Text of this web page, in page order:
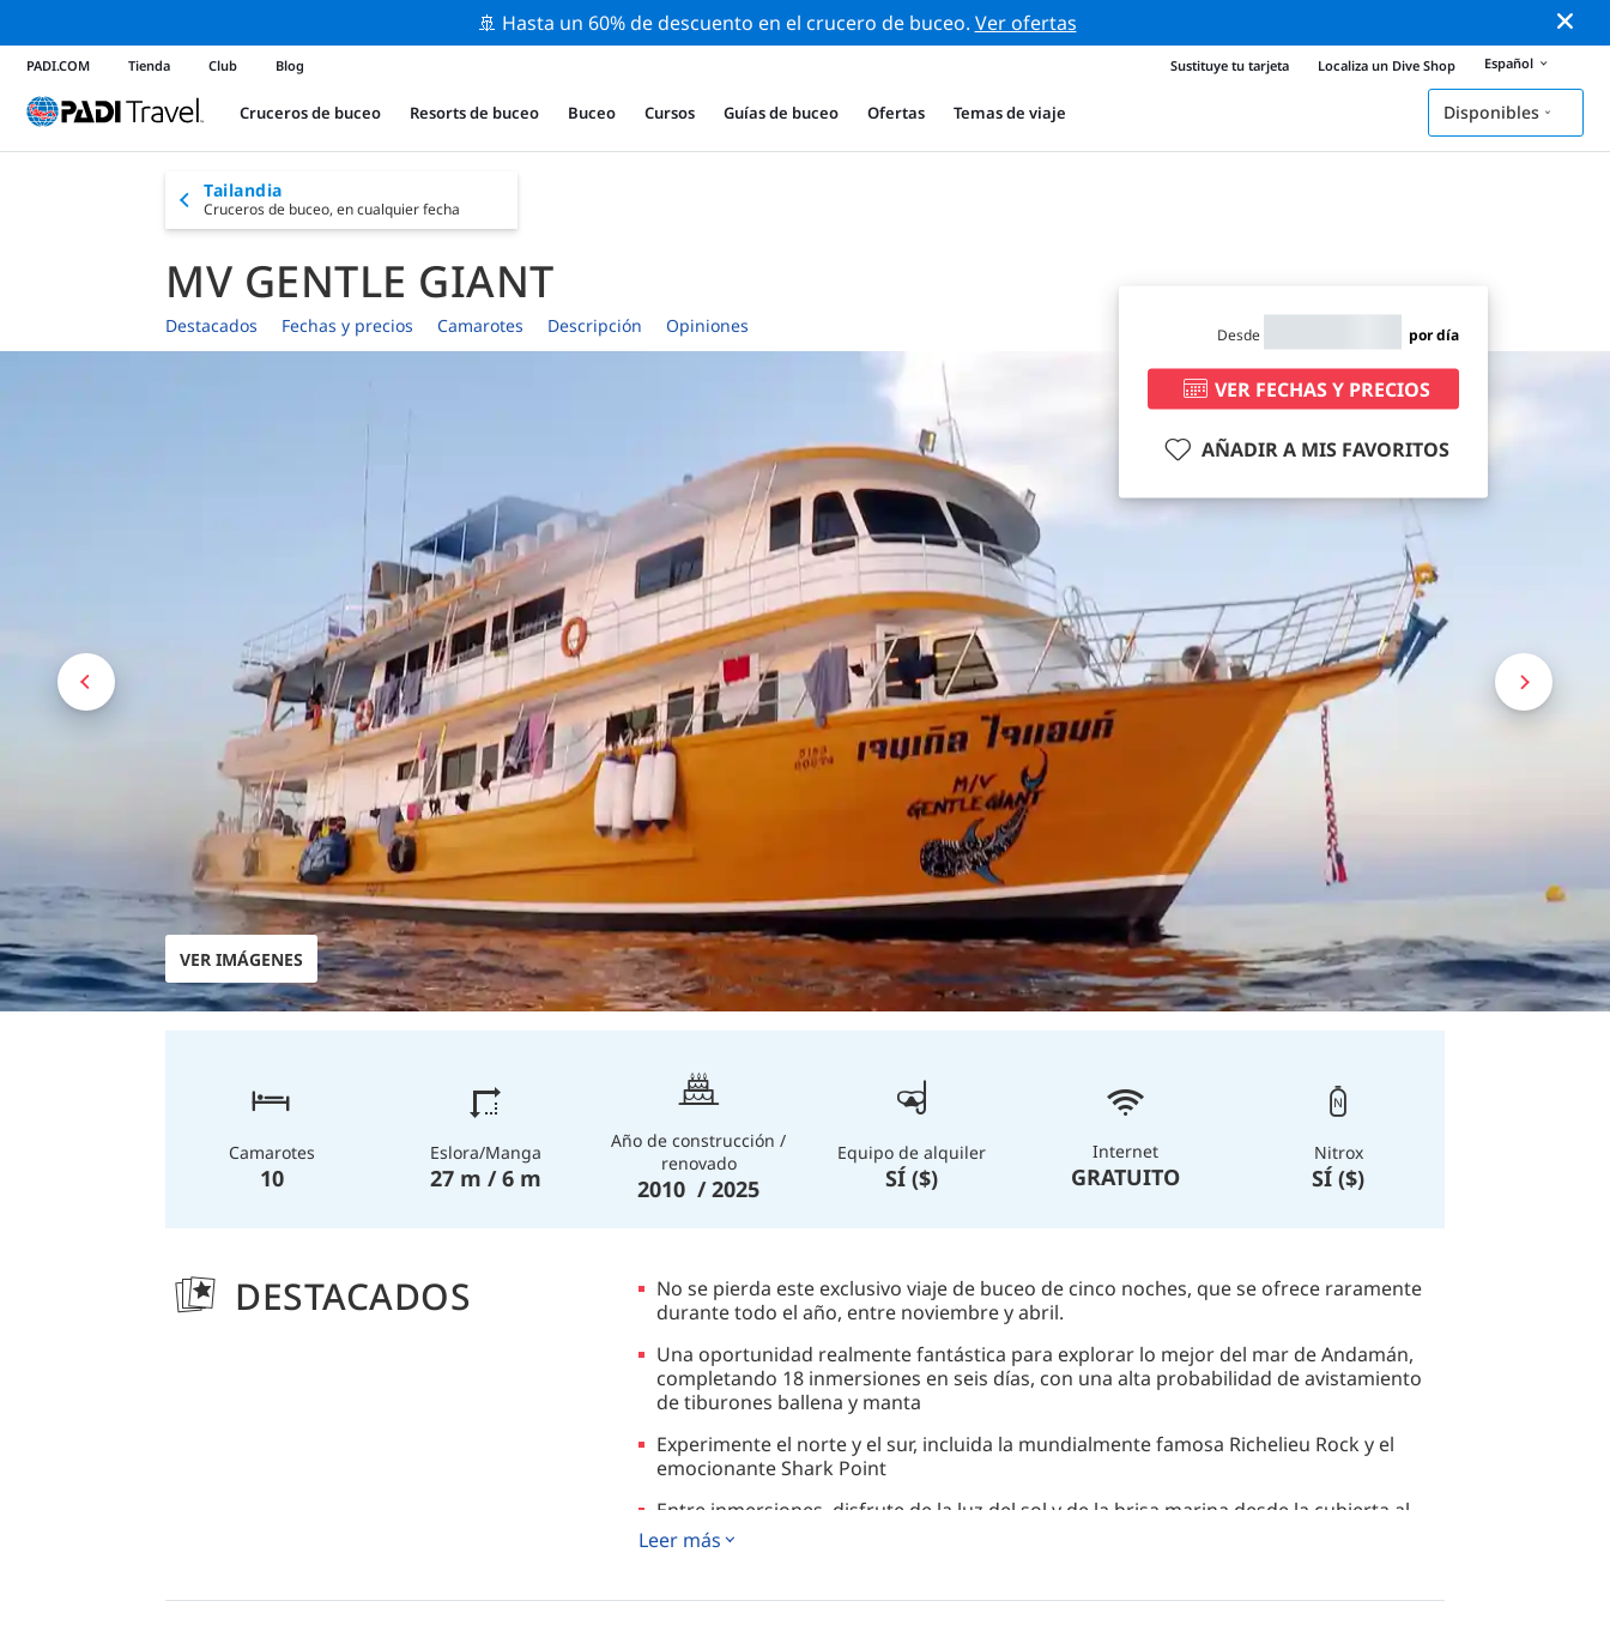
🚢 Hasta un 60% de descuento en el crucero de buceo. Ver ofertas
PADI.COM Tienda Club Blog Sustituye tu tarjeta Localiza un Dive Shop Español
Cruceros de buceo Resorts de buceo Buceo Cursos Guías de buceo Ofertas Temas de viaje Disponibles
Tailandia
Cruceros de buceo, en cualquier fecha
MV GENTLE GIANT
Destacados Fechas y precios Camarotes Descripción Opiniones Desde por día
VER FECHAS Y PRECIOS
AÑADIR A MIS FAVORITOS
VER IMÁGENES
Camarotes
10
Eslora/Manga
27 m / 6 m
Año de construcción /
renovado
2010 / 2025
Equipo de alquiler
SÍ ($)
Internet
GRATUITO
Nitrox
SÍ ($)
DESTACADOS
No se pierda este exclusivo viaje de buceo de cinco noches, que se ofrece raramente
durante todo el año, entre noviembre y abril.
Una oportunidad realmente fantástica para explorar lo mejor del mar de Andamán,
completando 18 inmersiones en seis días, con una alta probabilidad de avistamiento
de tiburones ballena y manta
Experimente el norte y el sur, incluida la mundialmente famosa Richelieu Rock y el
emocionante Shark Point
Entre inmersiones, disfrute de la luz del sol y de la brisa marina desde la cubierta al
aire libre o refrésquese en el salón con aire acondicionado.
buceo de Tailandia en un solo viaje.
Leer más